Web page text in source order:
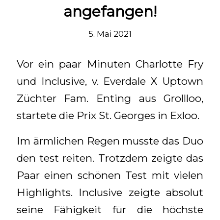
angefangen!
5. Mai 2021
Vor ein paar Minuten Charlotte Fry
und Inclusive, v. Everdale X Uptown
Züchter Fam. Enting aus Grollloo,
startete die Prix St. Georges in Exloo.
Im ärmlichen Regen musste das Duo
den test reiten. Trotzdem zeigte das
Paar einen schönen Test mit vielen
Highlights. Inclusive zeigte absolut
seine Fähigkeit für die höchste